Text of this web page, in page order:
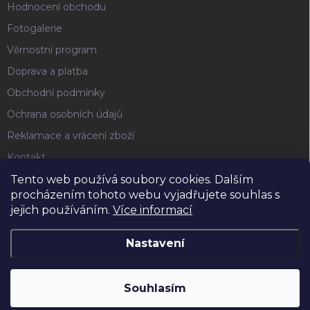
Tento web používá soubory cookies. Dalším
procházením tohoto webu vyjadřujete souhlas s
jejich používáním. Více informací
Nastavení
Souhlasím
Hodnocení obchodu
Fotogalerie
Věrnostní program
Doprava a platba
Obchodní podmínky
Ochrana osobních údajů
Reklamace a vrácení zboží
Kontakt
FACEBOOK
Horse4u . Všechna práva vyhrazena.